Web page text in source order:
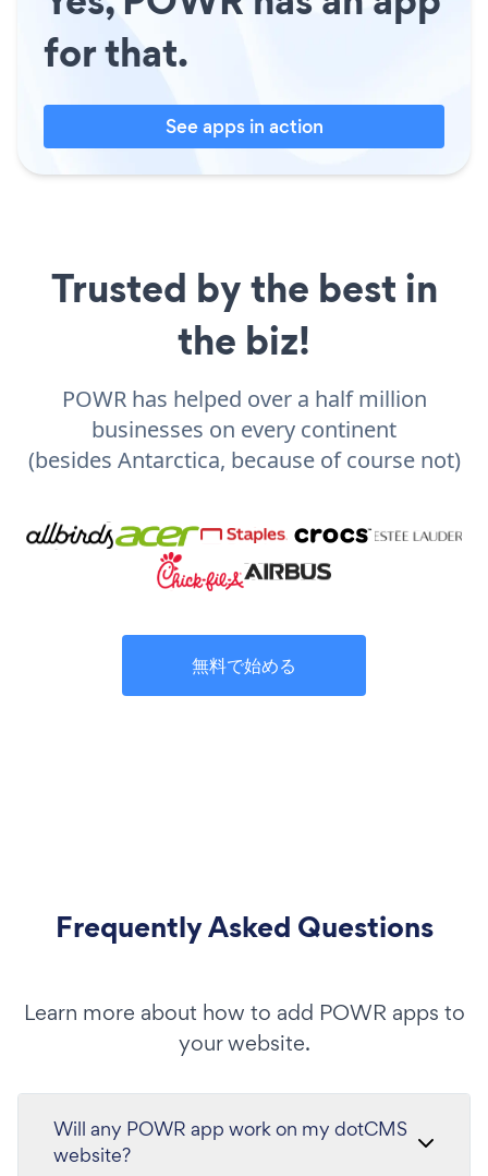
for that.
See apps in action
Trusted by the best in
the biz!
POWR has helped over a half million
businesses on every continent
(besides Antarctica, because of course not)
無料で始める
Frequently Asked Questions
Learn more about how to add POWR apps to
your website.
Will any POWR app work on my dotCMS
website?